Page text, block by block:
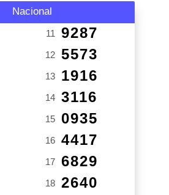
Nacional
11 9287
12 5573
13 1916
14 3116
15 0935
16 4417
17 6829
18 2640